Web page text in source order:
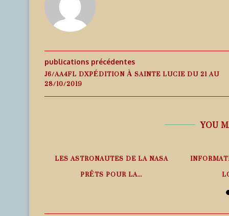
publications précédentes
J6/AA4FL DXPÉDITION À SAINTE LUCIE DU 21 AU
28/10/2019
YOU
LES ASTRONAUTES DE LA NASA
PRÊTS POUR LA...